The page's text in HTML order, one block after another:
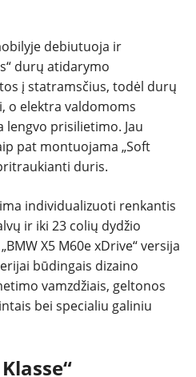
debiutuoja ir
durų atidarymo
į statramsčius, todėl durų
o elektra valdomoms
prisilietimo. Jau
pat montuojama „Soft
duris.
individualizuoti renkantis
ir iki 23 colių dydžio
X5 M60e xDrive“ versija
būdingais dizaino
vamzdžiais, geltonos
bei specialiu galiniu